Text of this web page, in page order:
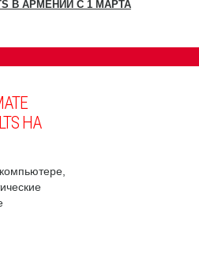
В АРМЕНИИ С 1 МАРТА
НА